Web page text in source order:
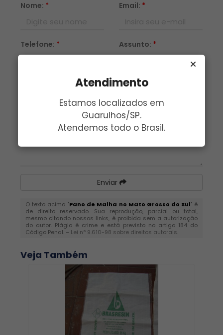
Atendimento
Estamos localizados em
Guarulhos/SP.
Atendemos todo o Brasil.
Nome: * Email: *
Telefone: * Assunto: *
Enviar
O texto acima "Pano de Malha no Mato Grosso do Sul" é
de direito reservado. Sua reprodução, parcial ou total,
mesmo citando nossos links, é proibida sem a autorização
do autor. Plágio é crime e está previsto no artigo 184 do
Código Penal. – Lei n° 9.610-98 sobre direitos autorais.
Veja Também